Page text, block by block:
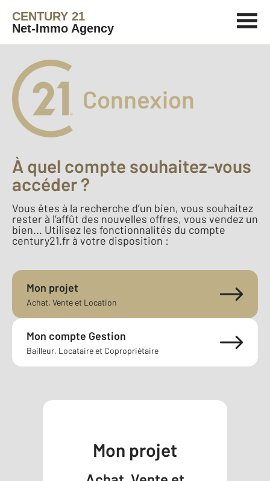
CENTURY 21
Net-Immo Agency
Connexion
À quel compte souhaitez-vous
accéder ?
Vous êtes à la recherche d’un bien, vous souhaitez
rester à l’affût des nouvelles offres, vous vendez un
bien... Utilisez les fonctionnalités du compte
century21.fr à votre disposition :
Mon projet
Achat, Vente et Location
Mon compte Gestion
Bailleur, Locataire et Copropriétaire
Mon projet